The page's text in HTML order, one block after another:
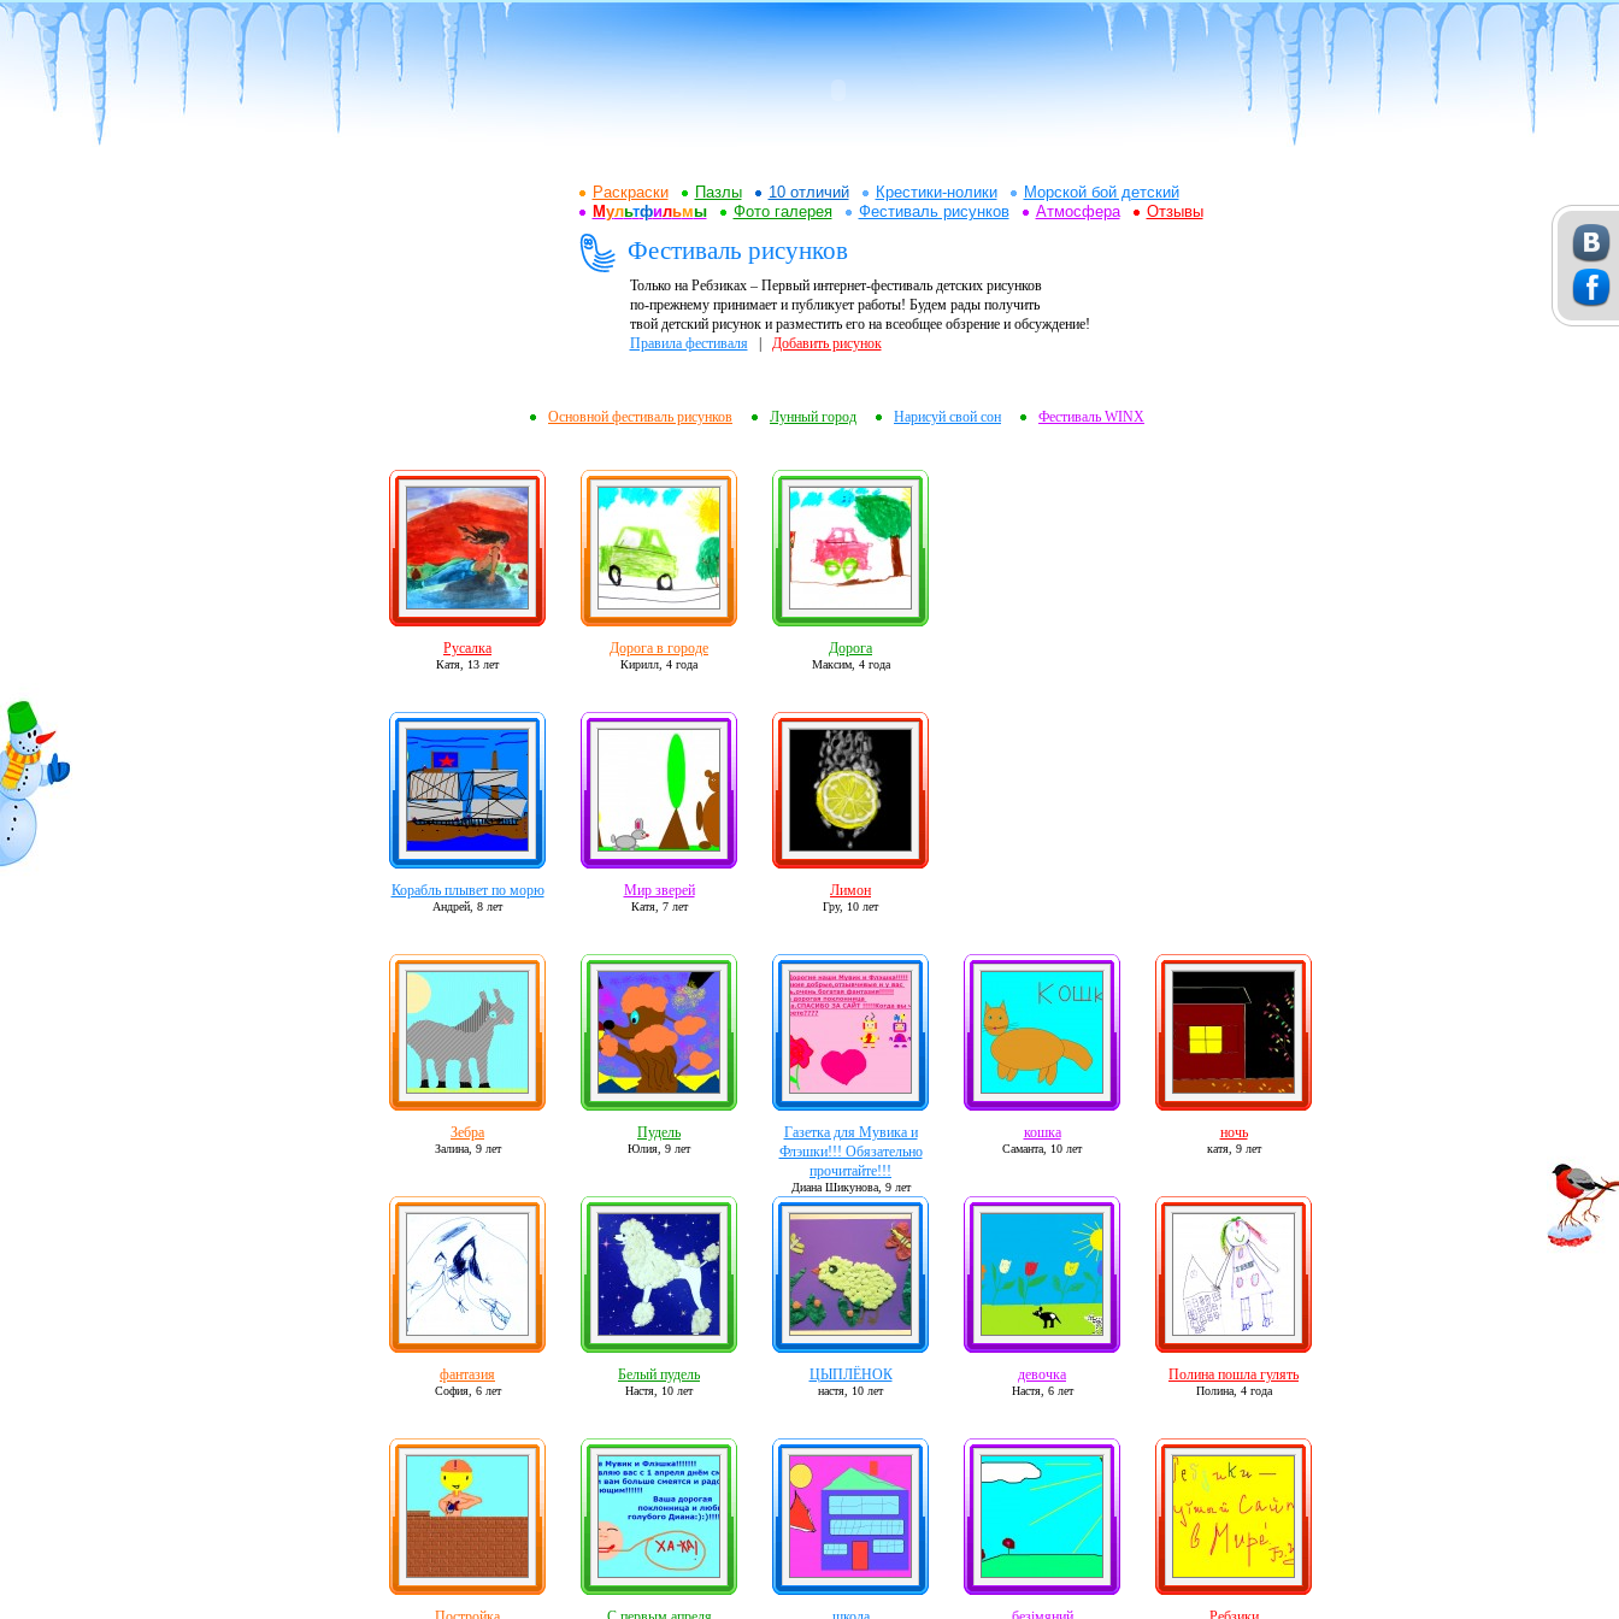
Раскраски Пазлы 10 отличий Крестики-нолики
Морской бой детский
Мультфильмы Фото галерея Фестиваль рисунков Атмосфера Отзывы
Фестиваль рисунков
Только на Ребзиках – Первый интернет-фестиваль детских рисунков
по-прежнему принимает и публикует работы! Будем рады получить
твой детский рисунок и разместить его на всеобщее обзрение и обсуждение!
Правила фестиваля| Добавить рисунок
Основной фестиваль рисунков Лунный город Нарисуй свой сон Фестиваль WINX
Русалка
Катя, 13 лет
Дорога в городе
Кирилл, 4 года
Дорога
Максим, 4 года
Корабль плывет по морю
Андрей, 8 лет
Мир зверей
Катя, 7 лет
Лимон
Гру, 10 лет
Зебра
Залина, 9 лет
Пудель
Юлия, 9 лет
Газетка для Мувика и
Флэшки!!! Обязательно
прочитайте!!!
Диана Шикунова, 9 лет
кошка
Саманта, 10 лет
ночь
катя, 9 лет
фантазия
София, 6 лет
Белый пудель
Настя, 10 лет
ЦЫПЛЁНОК
настя, 10 лет
девочка
Настя, 6 лет
Полина пошла гулять
Полина, 4 года